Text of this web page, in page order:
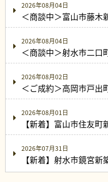
2026年08月04日
＜商談中＞富山市藤木
2026年08月04日
＜商談中＞射水市二口
2026年08月02日
＜ご成約＞高岡市戸出
2026年08月01日
【新着】富山市住友
2026年07月31日
【新着】射水市鏡宮